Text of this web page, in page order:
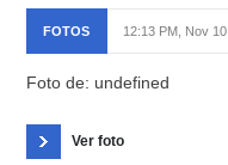
FOTOS 12:13 PM, Nov 10
Foto de: undefined
Ver foto